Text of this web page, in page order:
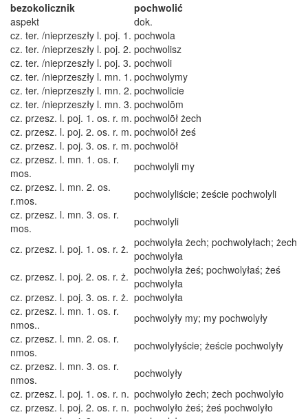
bezokolicznik
pochwolić
aspekt
dok.
cz. ter. /nieprzeszły l. poj. 1. pochwola
cz. ter. /nieprzeszły l. poj. 2. pochwolisz
cz. ter. /nieprzeszły l. poj. 3. pochwoli
cz. ter. /nieprzeszły l. mn. 1. pochwolymy
cz. ter. /nieprzeszły l. mn. 2. pochwolicie
cz. ter. /nieprzeszły l. mn. 3. pochwolōm
cz. przesz. l. poj. 1. os. r. m. pochwolōł żech
cz. przesz. l. poj. 2. os. r. m. pochwolōł żeś
cz. przesz. l. poj. 3. os. r. m. pochwolōł
cz. przesz. l. mn. 1. os. r.
mos.
pochwolyli my
cz. przesz. l. mn. 2. os.
r.mos.
pochwolyliście; żeście pochwolyli
cz. przesz. l. mn. 3. os. r.
mos.
pochwolyli
cz. przesz. l. poj. 1. os. r. ż. pochwolyła żech; pochwolyłach; żech
pochwolyła
cz. przesz. l. poj. 2. os. r. ż. pochwolyła żeś; pochwolyłaś; żeś
pochwolyła
cz. przesz. l. poj. 3. os. r. ż. pochwolyła
cz. przesz. l. mn. 1. os. r.
nmos..
pochwolyły my; my pochwolyły
cz. przesz. l. mn. 2. os. r.
nmos.
pochwolyłyście; żeście pochwolyły
cz. przesz. l. mn. 3. os. r.
nmos.
pochwolyły
cz. przesz. l. poj. 1. os. r. n. pochwolyło żech; żech pochwolyło
cz. przesz. l. poj. 2. os. r. n. pochwolyło żeś; żeś pochwolyło